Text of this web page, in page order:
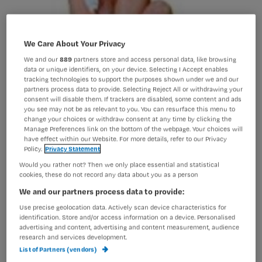
De Unie wil zorgCAO op maat invoeren
Vakbond De Unie zal inzetten op
werkafspraken op maat voor elke
We Care About Your Privacy
We and our889 partners store and access personal data, like browsing
data or unique identifiers, on your device. Selecting I Accept enables
tracking technologies to support the purposes shown under we and our
partners process data to provide. Selecting Reject All or withdrawing your
consent will disable them. If trackers are disabled, some content and ads
you see may not be as relevant to you. You can resurface this menu to
change your choices or withdraw consent at any time by clicking the
Manage Preferences link on the bottom of the webpage. Your choices will
have effect within our Website. For more details, refer to our Privacy
Policy. Privacy Statement
Would you rather not? Then we only place essential and statistical
cookies, these do not record any data about you as a person
We and our partners process data to provide:
Use precise geolocation data. Actively scan device characteristics for
identification. Store and/or access information on a device. Personalised
advertising and content, advertising and content measurement, audience
research and services development.
List of Partners (vendors)